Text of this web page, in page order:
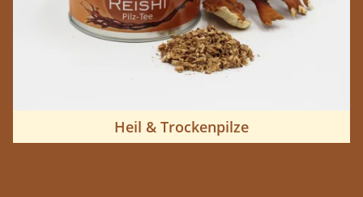
Heil & Trockenpilze